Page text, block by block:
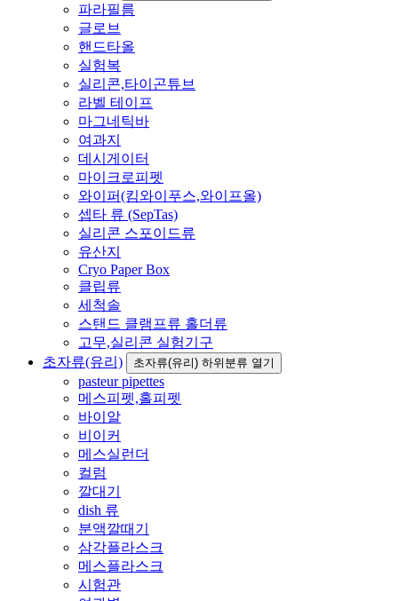
파라필름
글로브
핸드타올
실험복
실리콘,타이곤튜브
라벨 테이프
마그네틱바
여과지
데시게이터
마이크로피펫
와이퍼(킴와이푸스,와이프올)
셉타 류 (SepTas)
실리콘 스포이드류
유산지
Cryo Paper Box
클립류
세척솔
스탠드 클램프류 홀더류
고무,실리콘 실험기구
초자류(유리)
초자류(유리) 하위분류 열기
pasteur pipettes
메스피펫,홀피펫
바이알
비이커
메스실런더
컬럼
깔대기
dish 류
분액깔때기
삼각플라스크
메스플라스크
시험관